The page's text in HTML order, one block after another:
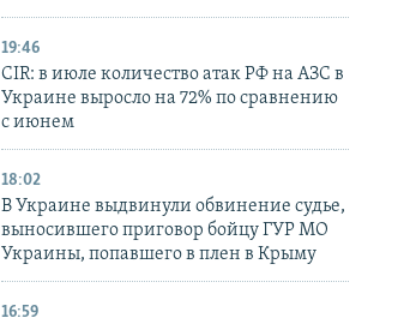
19:46
CIR: в июле количество атак РФ на АЗС в
Украине выросло на 72% по сравнению
с июнем
18:02
В Украине выдвинули обвинение судье,
выносившего приговор бойцу ГУР МО
Украины, попавшего в плен в Крыму
16:59